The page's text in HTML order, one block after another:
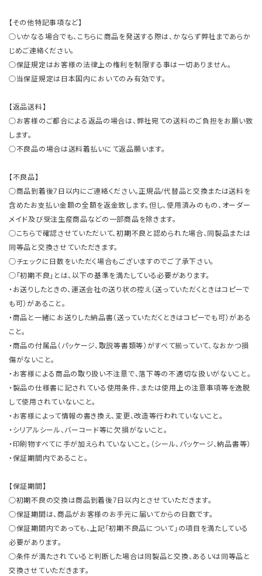
【その他特記事項など】
○いかなる場合でも、こちらに商品を発送する際は、かならず弊社まであらか
じめご連絡ください。
○保証規定はお客様の法律上の権利を制限する事は一切ありません。
○当保証規定は日本国内においてのみ有効です。
【返品送料】
○お客様のご都合による返品の場合は、弊社宛ての送料のご負担をお願い致
します。
○不良品の場合は送料着払いにて返品願います。
【不良品】
○商品到着後7日以内にご連絡ください。正規品/代替品と交換または送料を
含めたお支払い金額の全額を返金致します。但し、使用済みのもの、オーダー
メイド及び受注生産商品などの一部商品を除きます。
○こちらで確認させていただいて、初期不良と認められた場合、同製品または
同等品と交換させていただきます。
○チェックに日数をいただく場合もございますのでご了承下さい。
○「初期不良」とは、以下の基準を満たしている必要があります。
・お送りしたときの、運送会社の送り状の控え（送っていただくときはコピーで
も可）があること。
・商品と一緒にお送りした納品書（送っていただくときはコピーでも可）がある
こと。
・商品の付属品（パッケージ、取説等書類等）がすべて揃っていて、なおかつ損
傷がないこと。
・お客様による商品の取り扱い不注意で、落下等の不適切な扱いがないこと。
・製品の仕様書に記されている使用条件、または使用上の注意事項等を逸脱
して使用されていないこと。
・お客様によって情報の書き換え、変更、改造等行われていないこと。
・シリアルシール、バーコード等に欠損がないこと。
・印刷物すべてに手が加えられていないこと。（シール、パッケージ、納品書等）
・保証期間内であること。
【保証期間】
○初期不良の交換は商品到着後7日以内とさせていただきます。
○保証期間は、商品がお客様のお手元に届いてからの日数です。
○保証期間内であっても、上記「初期不良品について」の項目を満たしている
必要があります。
○条件が満たされていると判断した場合は同製品と交換、あるいは同等品と
交換させていただきます。